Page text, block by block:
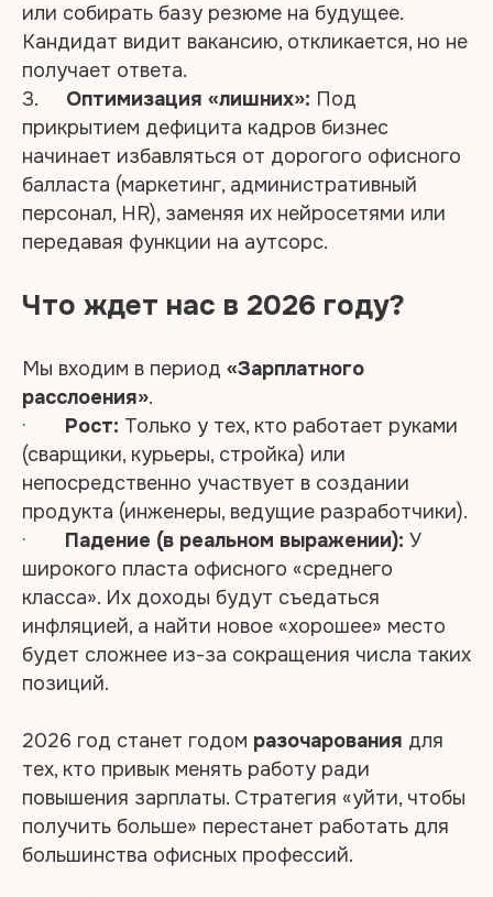
или собирать базу резюме на будущее.
Кандидат видит вакансию, откликается, но не
получает ответа.
3. Оптимизация «лишних»: Под
прикрытием дефицита кадров бизнес
начинает избавляться от дорогого офисного
балласта (маркетинг, административный
персонал, HR), заменяя их нейросетями или
передавая функции на аутсорс.
Что ждет нас в 2026 году?
Мы входим в период «Зарплатного
расслоения».
· Рост: Только у тех, кто работает руками
(сварщики, курьеры, стройка) или
непосредственно участвует в создании
продукта (инженеры, ведущие разработчики).
· Падение (в реальном выражении): У
широкого пласта офисного «среднего
класса». Их доходы будут съедаться
инфляцией, а найти новое «хорошее» место
будет сложнее из-за сокращения числа таких
позиций.
2026 год станет годом разочарования для
тех, кто привык менять работу ради
повышения зарплаты. Стратегия «уйти, чтобы
получить больше» перестанет работать для
большинства офисных профессий.